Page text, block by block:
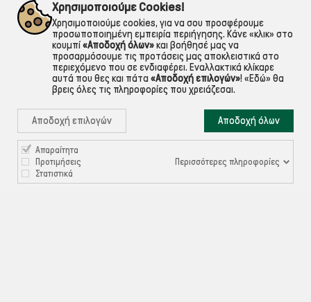
ΠΛΗΡΟΦΟΡΙΕΣ
ΧΡΉΣΙΜΑ 
Χρησιμοποιούμε Cookies!
Χρησιμοποιούμε cookies, για να σου προσφέρουμε
προσωποποιημένη εμπειρία περιήγησης. Κάνε «κλικ» στο
κουμπί«Αποδοχή όλων»και βοήθησέ μας να
προσαρμόσουμε τις προτάσεις μας αποκλειστικά στο
περιεχόμενο που σε ενδιαφέρει. Εναλλακτικά κλίκαρε
αυτά που θες και πάτα «Αποδοχή επιλογών»! «Εδώ» θα
βρεις όλες τις πληροφορίες που χρειάζεσαι.
Αποδοχή επιλογών Αποδοχή όλων
Απαραίτητα
Προτιμήσεις
Στατιστικά
Περισσότερες πληροφορίες